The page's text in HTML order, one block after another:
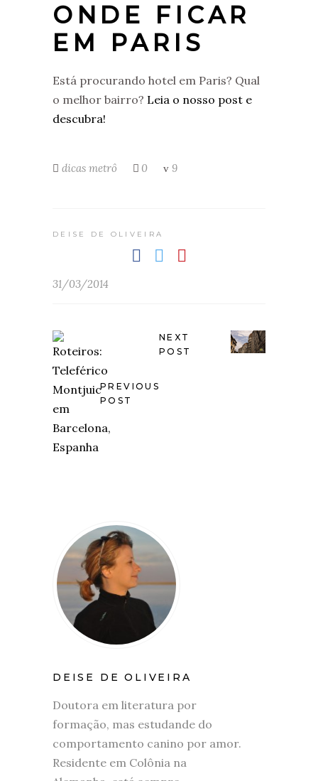
ONDE FICAR
EM PARIS
Está procurando hotel em Paris? Qual
o melhor bairro? Leia o nosso post e
descubra!
dicas metrô 0 9
DEISE DE OLIVEIRA
31/03/2014
PREVIOUS
POST
NEXT
POST
DEISE DE OLIVEIRA
Doutora em literatura por
formação, mas estudande do
comportamento canino por amor.
Residente em Colônia na